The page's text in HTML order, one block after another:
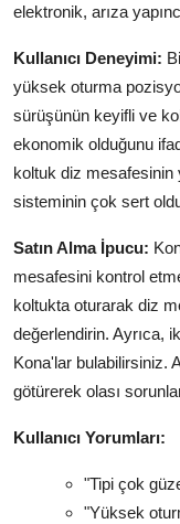
elektronik, arıza
Kullanıcı Deneyimi:
yüksek oturma
sürüşünün keyifli ve
ekonomik olduğunu
koltuk diz
sisteminin çok sert
Satın Alma İpucu:
mesafesini kontrol
koltukta oturarak diz
değerlendirin. Ayrıca,
Kona'lar bulabilirsiniz.
götürerek olası
Kullanıcı Yorumları:
"Tipi çok
"Yüksek